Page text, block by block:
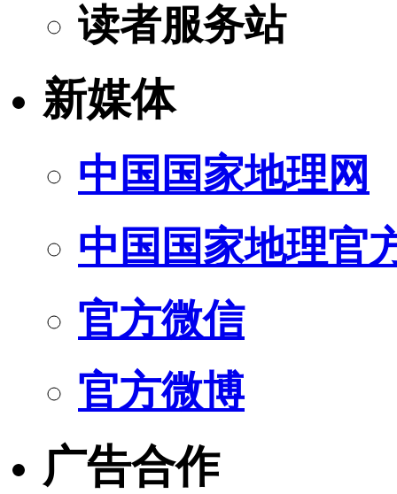
读者服务站
新媒体
中国国家地理网
中国国家地理官
官方微信
官方微博
广告合作